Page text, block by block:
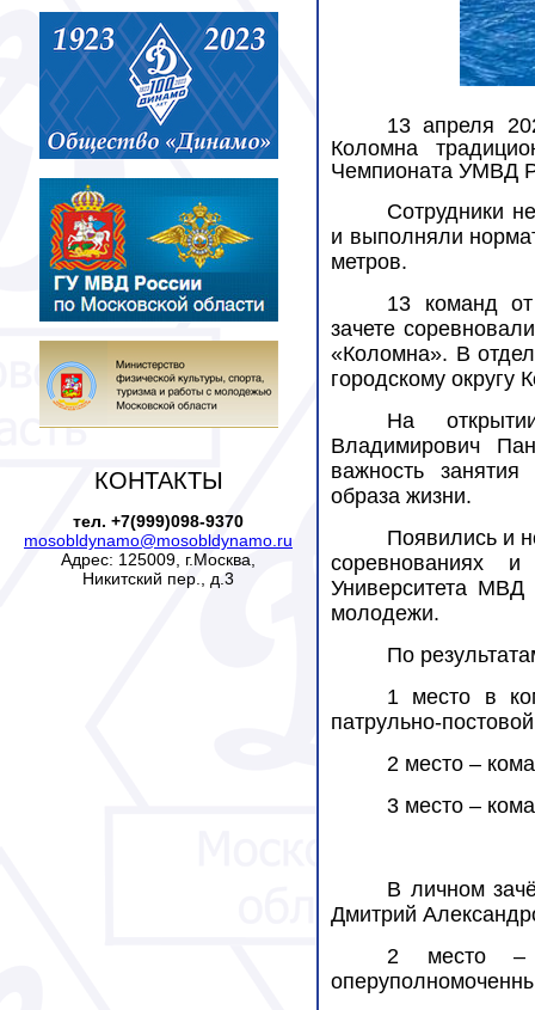
КОНТАКТЫ
тел. +7(999)098-9370
mosobldynamo@mosobldynamo.ru
Адрес: 125009, г.Москва,
Никитский пер., д.3
13 апреля
Коломна
Чемпионата УМВД
Сотрудники
и выполняли
метров.
13 команд
зачете
«Коломна». В
городскому округу
На
Владимирович
важность
образа жизни.
Появились и
соревнованиях
Университета МВД
молодежи.
По
1 место в
патрульно-
2 место –
3 место –
В личном
Дмитрий
2 место –